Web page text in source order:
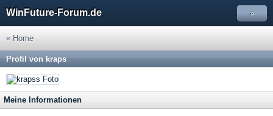
WinFuture-Forum.de »
« Home
Profil von kraps
Meine Informationen